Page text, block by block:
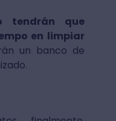
tendrán que
en limpiar
un banco de